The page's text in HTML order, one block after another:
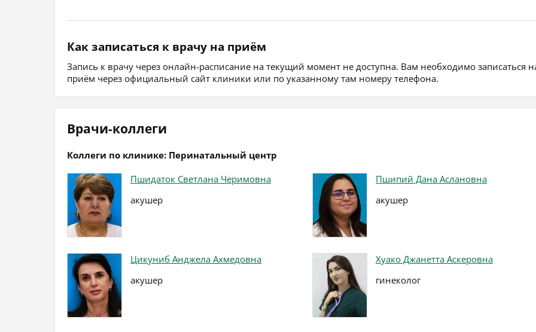
Как записаться к врачу на приём
Запись к врачу через онлайн-расписание на текущий момент не доступна. Вам необходимо записаться
приём через официальный сайт клиники или по указанному там номеру телефона.
Врачи-коллеги
Коллеги по клинике: Перинатальный центр
Пшидаток Светлана Черимовна
акушер
Пшипий Дана Аслановна
акушер
Цикуниб Анджела Ахмедовна
акушер
Хуако Джанетта Аскеровна
гинеколог